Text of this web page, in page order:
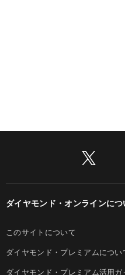
ダイヤモンド・オンラインにつ
このサイトについて
ダイヤモンド・プレミアムについ
ダイヤモンド・プレミアム活用ガ